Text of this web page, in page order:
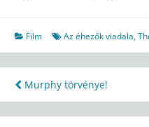
Film Az éhezők viadala,
Bejegyzés
navigáció
Murphy törvénye!